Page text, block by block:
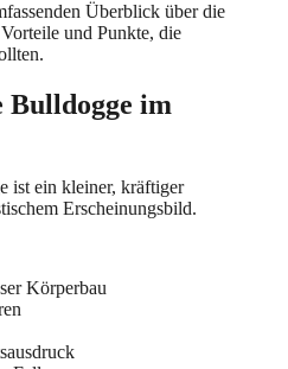
Überblick über die
und Punkte, die
Bulldogge im
ist ein kleiner, kräftiger
Erscheinungsbild.
Körperbau